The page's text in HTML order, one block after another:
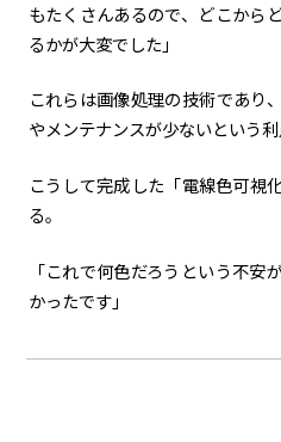
もたくさんあるので、どこから
るかが大変でした」
これらは画像処理の技術であり
やメンテナンスが少ないという利
こうして完成した「電線色可視
る。
「これで何色だろうという不
かったです」